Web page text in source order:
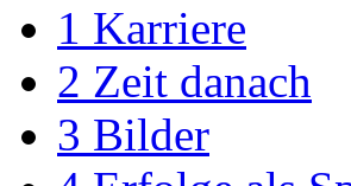
1 Karriere
2 Zeit danach
3 Bilder